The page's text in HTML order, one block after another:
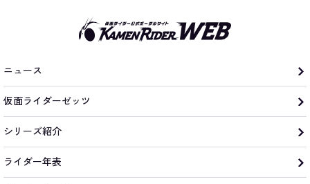
ニュース
仮面ライダーゼッツ
シリーズ紹介
ライダー年表